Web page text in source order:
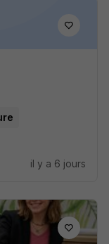
il y a 6 jours